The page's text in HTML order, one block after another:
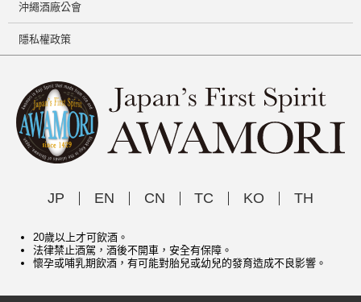
沖繩酒廠公會
隱私權政策
JP EN CN TC KO TH
20歲以上才可飲酒。
法律禁止酒駕，酒後不開車，安全有保障。
懷孕或哺乳期飲酒，有可能對胎兒或幼兒的發育造成不良影響。